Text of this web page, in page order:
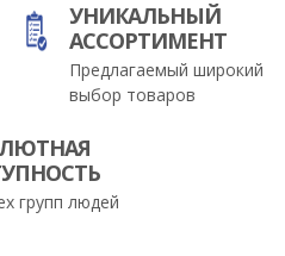
УНИКАЛЬНЫЙ
АССОРТИМЕНТ
Предлагаемый широкий
выбор товаров
групп людей